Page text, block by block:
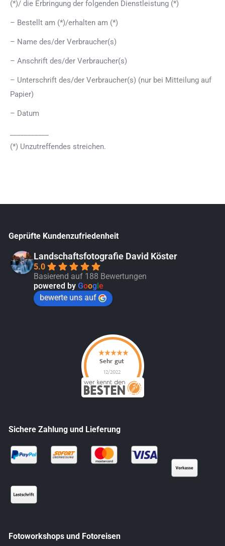
(*)/ die Erbringung der folgenden Dienstleistung (*)
– Bestellt am (*)/erhalten am (*)
– Name des/der Verbraucher(s)
– Anschrift des/der Verbraucher(s)
– Unterschrift des/der Verbraucher(s) (nur bei Mitteilung auf
Papier)
– Datum
(*) Unzutreffendes streichen.
Geprüfte Kundenzufriedenheit
Landschaftsfotografie David Köster
5.0
Basierend auf 188 Bewertungen
powered by Google
bewerte uns auf
Sichere Zahlung und Lieferung
Fotoworkshops und Fotoreisen